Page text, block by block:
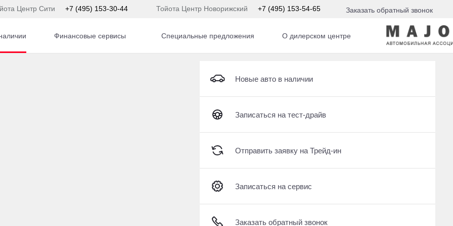
Центр Сити +7 (495) 153-30-44 Тойота Центр Новорижский +7 (495) 153-54-65 Заказать обратный звонок
Финансовые сервисы
Рассчитать кредит
Записаться на сервис
Отправить заявку на Трейд-ин
Заказать обратный звонок
Специальные предложения О дилерском центре
Новые авто в наличии
Записаться на тест-драйв
Отправить заявку на Трейд-ин
Записаться на сервис
Заказать обратный звонок
2 020 000 ₽